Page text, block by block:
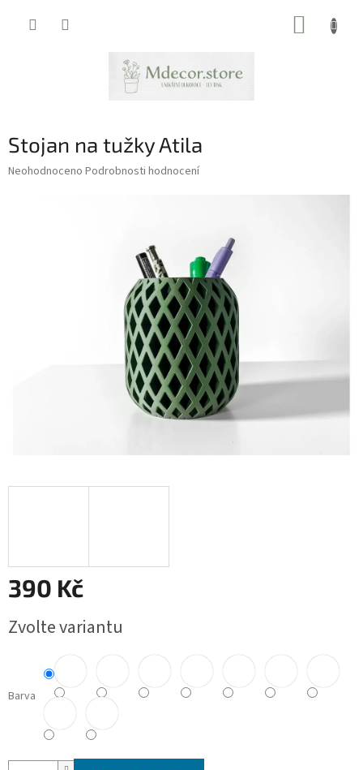
Stojan na tužky Atila
Průměrné
Neohodnoceno Podrobnosti hodnocení
390 Kč
cena:
Zvolte variantu
Barva